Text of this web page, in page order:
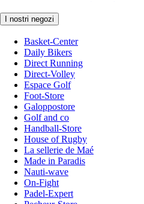
I nostri negozi
Basket-Center
Daily Bikers
Direct Running
Direct-Volley
Espace Golf
Foot-Store
Galoppostore
Golf and co
Handball-Store
House of Rugby
La sellerie de Maé
Made in Paradis
Nauti-wave
On-Fight
Padel-Expert